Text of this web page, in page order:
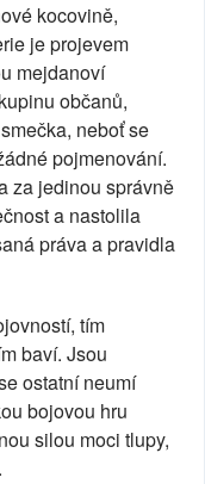
kocovině,
je projevem
mejdanoví
občanů,
neboť se
pojmenování.
za jedinou správně
a nastolila
práva a pravidla
tím
baví. Jsou
ostatní neumí
bojovou hru
silou moci tlupy,